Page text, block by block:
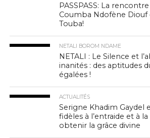
PASSPASS: La
Coumba Ndofène Diouf
Touba!
NETALI BOROM NDAME
NETALI : Le Silence et
inanités : des aptitudes
égalées !
ACTUALITÉS
Serigne Khadim Gaydel
fidèles à l’entraide et à
obtenir la grâce divine